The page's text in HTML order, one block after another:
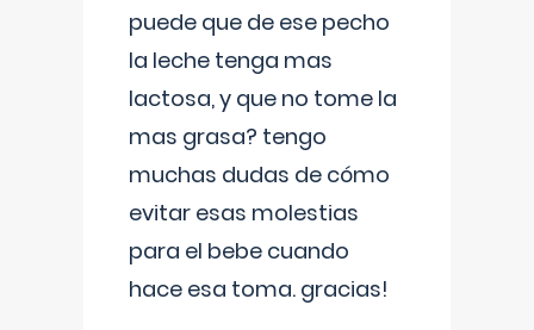
puede que de ese pecho
la leche tenga mas
lactosa, y que no tome la
mas grasa? tengo
muchas dudas de cómo
evitar esas molestias
para el bebe cuando
hace esa toma. gracias!